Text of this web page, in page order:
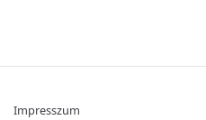
Impresszum